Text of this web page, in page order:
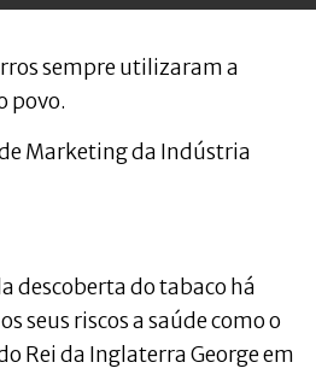
sempre utilizaram a
povo.
Marketing da Indústria
descoberta do tabaco há
seus riscos a saúde como o
Rei da Inglaterra George em